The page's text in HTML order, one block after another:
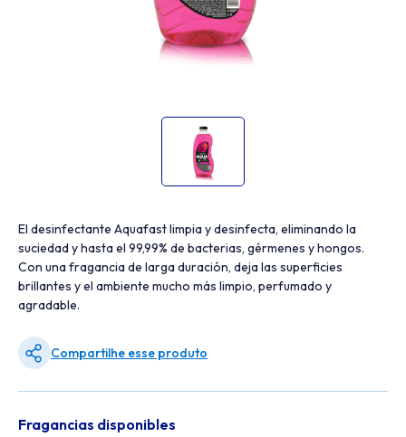
El desinfectante Aquafast limpia y desinfecta, eliminando la
suciedad y hasta el 99,99% de bacterias, gérmenes y hongos.
Con una fragancia de larga duración, deja las superficies
brillantes y el ambiente mucho más limpio, perfumado y
agradable.
Compartilhe esse produto
Fragancias disponibles